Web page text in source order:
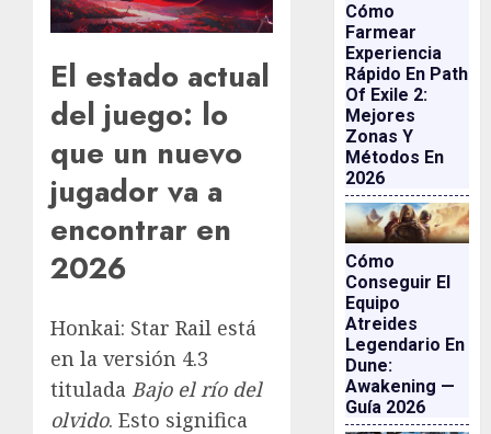
El estado actual
del juego: lo
que un nuevo
jugador va a
encontrar en
2026
Honkai: Star Rail está
en la versión 4.3
titulada Bajo el río del
olvido. Esto significa
Cómo
Farmear
Experiencia
Rápido En Path
Of Exile 2:
Mejores
Zonas Y
Métodos En
2026
Cómo
Conseguir El
Equipo
Atreides
Legendario En
Dune:
Awakening —
Guía 2026